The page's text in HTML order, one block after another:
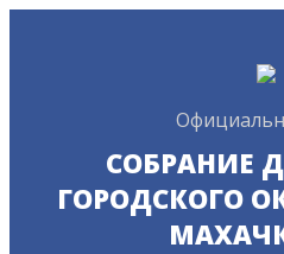
СОБРАНИЕ
ГОРОДСКОГО